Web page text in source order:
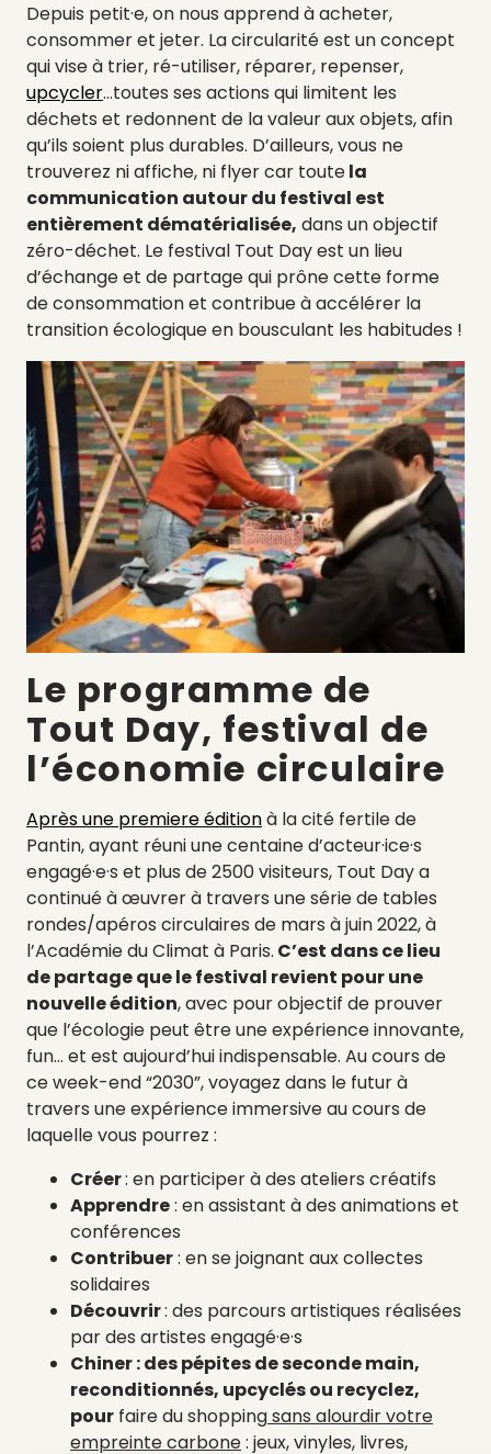
Depuis petit·e, on nous apprend à acheter,
consommer et jeter. La circularité est un concept
qui vise à trier, ré-utiliser, réparer, repenser,
upcycler…toutes ses actions qui limitent les
déchets et redonnent de la valeur aux objets, afin
qu’ils soient plus durables. D’ailleurs, vous ne
trouverez ni affiche, ni flyer car toutela
communication autour du festival est
entièrement dématérialisée, dans un objectif
zéro-déchet. Le festival Tout Day est un lieu
d’échange et de partage qui prône cette forme
de consommation et contribue à accélérer la
transition écologique en bousculant les habitudes !
Le programme de
Tout Day, festival de
l’économie circulaire
Après une premiere éditionà la cité fertile de
Pantin, ayant réuni une centaine d’acteur·ice·s
engagé·e·s et plus de 2500 visiteurs, Tout Day a
continué à œuvrer à travers une série de tables
rondes/apéros circulaires de mars à juin 2022, à
l’Académie du Climat à Paris. C’est dans ce lieu
departage que le festival revient pour une
nouvelle édition, avec pour objectif de prouver
que l’écologie peut être une expérience innovante,
fun… et est aujourd’hui indispensable. Au cours de
ce week-end “2030”, voyagez dans le futur à
travers une expérience immersive au cours de
laquelle vous pourrez :
Créer: en participer à des ateliers créatifs
Apprendre: en assistant à des animations et
conférences
Contribuer: en se joignant aux collectes
solidaires
Découvrir: des parcours artistiques réalisées
par des artistes engagé·e·s
Chiner : des pépites de seconde main,
reconditionnés, upcyclés ou recyclez,
pour faire du shoppingsans alourdir votre
empreinte carbone: jeux, vinyles, livres,